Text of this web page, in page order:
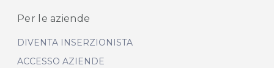
Per le aziende
DIVENTA INSERZIONISTA
ACCESSO AZIENDE